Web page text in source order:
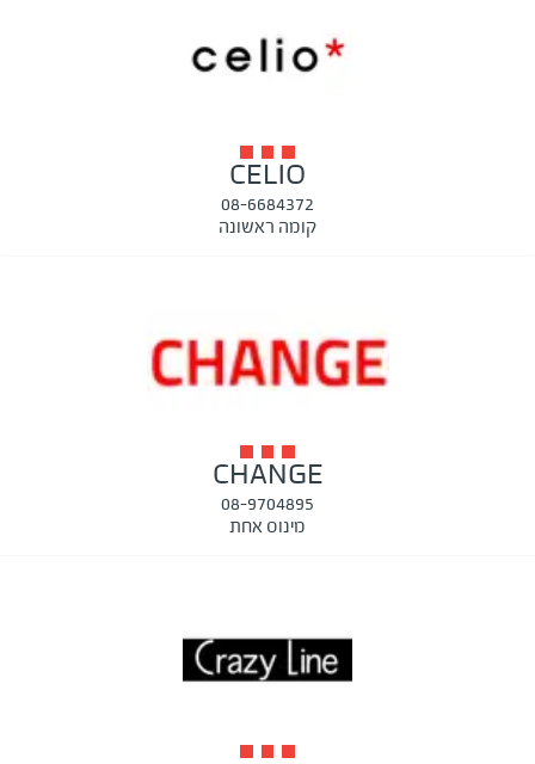
CELIO
08-6684372
קומה ראשונה
CHANGE
08-9704895
מינוס אחת